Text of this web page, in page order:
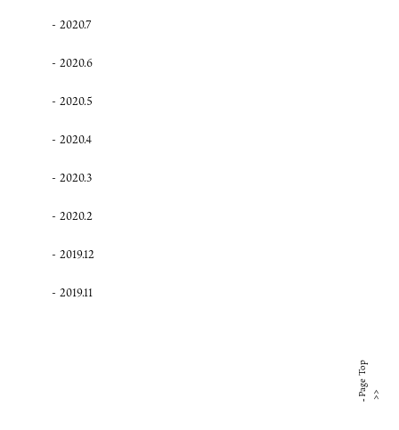
2020.7
2020.6
2020.5
2020.4
2020.3
2020.2
2019.12
2019.11
Page Top